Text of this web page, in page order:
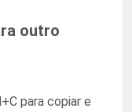
outro
para copiar e